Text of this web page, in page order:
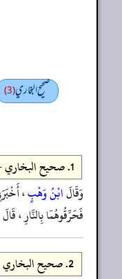
صحيح البخاري(3)
1. صحيح البخاري -
وَقَالَابْنُ وَهْبٍ،
فَحَرِّقُوهُمَا بِالنَّارِ ،
2. صحيح البخاري -